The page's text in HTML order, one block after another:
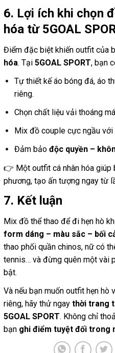
6. Lợi ích khi chọn
hóa từ 5GOAL
Điểm đặc biệt khiến outfit của
hóa. Tại 5GOAL SPORT, bạn
Tự thiết kế áo bóng đá, áo
riêng.
Chọn chất liệu vải thoáng
Mix đồ couple cực ngầu với
Đảm bảo độc quyền –
👉 Một outfit cá nhân hóa
phương, tạo ấn tượng ngay từ
7. Kết luận
Mix đồ thể thao để đi hẹn hò
form dáng – màu sắc – bối
thao phối quần chinos, nữ có
tennis… và đừng quên một vài
bật.
Và nếu bạn muốn outfit hẹn hò
riêng, hãy thử ngay thời trang
5GOAL SPORT. Không chỉ
bạn ghi điểm tuyệt đối trong